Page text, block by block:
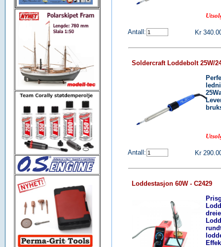
Antall: Kr
Soldercraft Loddebolt 25W/
Antall: Kr
Loddestasjon 60W - C2429